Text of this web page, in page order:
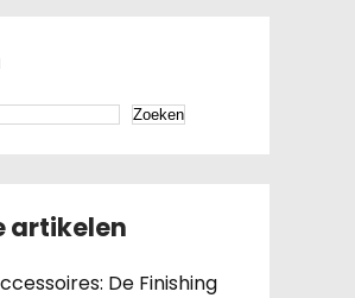
Zoeken
artikelen
De Finishing